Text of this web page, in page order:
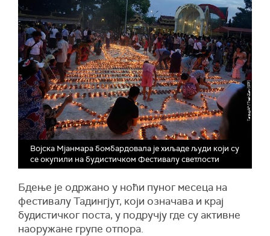
Војска Мјанмара бомбардовала је хиљаде људи који су
се окупили на будистичком Фестивалу светлости
Бдење је одржано у ноћи пуног месеца на
фестивалу Тадингјут, који означава и крај
будистичког поста, у подручју где су активне
наоружане групе отпора.